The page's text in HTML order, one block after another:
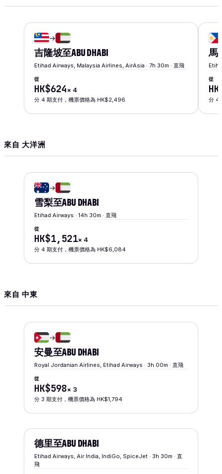
→
吉隆坡至ABU DHABI
Etihad Airways, Malaysia Airlines, AirAsia · 7h 30m · 直飛
從
HK$624× 4
分 4 期支付，機票價格為 HK$2,496
馬
從
分 4
來自 大洋洲
→
雪梨至ABU DHABI
Etihad Airways · 14h 30m · 直飛
從
HK$1,521× 4
分 4 期支付，機票價格為 HK$6,084
來自 中東
→
安曼至ABU DHABI
Royal Jordanian Airlines, Etihad Airways · 3h 00m · 直飛
從
HK$598× 3
分 3 期支付，機票價格為 HK$1,794
德里至ABU DHABI
Etihad Airways, Air India, IndiGo, SpiceJet · 3h 30m · 直
飛